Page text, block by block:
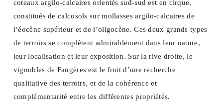
coteaux argilo-calcaires orientés sud-sud est en cirque,
constitués de calcosols sur mollasses argilo-calcaires de
l’éocène supérieur et de l’oligocène. Ces deux grands types
de terroirs se complètent admirablement dans leur nature,
leur localisation et leur exposition. Sur la rive droite, le
vignobles de Faugères est le fruit d’une recherche
qualitative des terroirs, et de la cohérence et
complémentarité entre les différentes propriétés.